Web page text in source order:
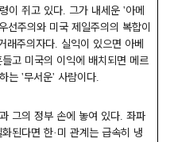
이 쥐고 있다. 그가 내세운 '아메
선주의와 미국 제일주의의 복합이
래주의자다. 실익이 있으면 아베
고 미국의 이익에 배치되면 메르
는 '무서운' 사람이다.
그의 정부 손에 놓여 있다. 좌파
된다면 한· 미 관계는 급속히 냉